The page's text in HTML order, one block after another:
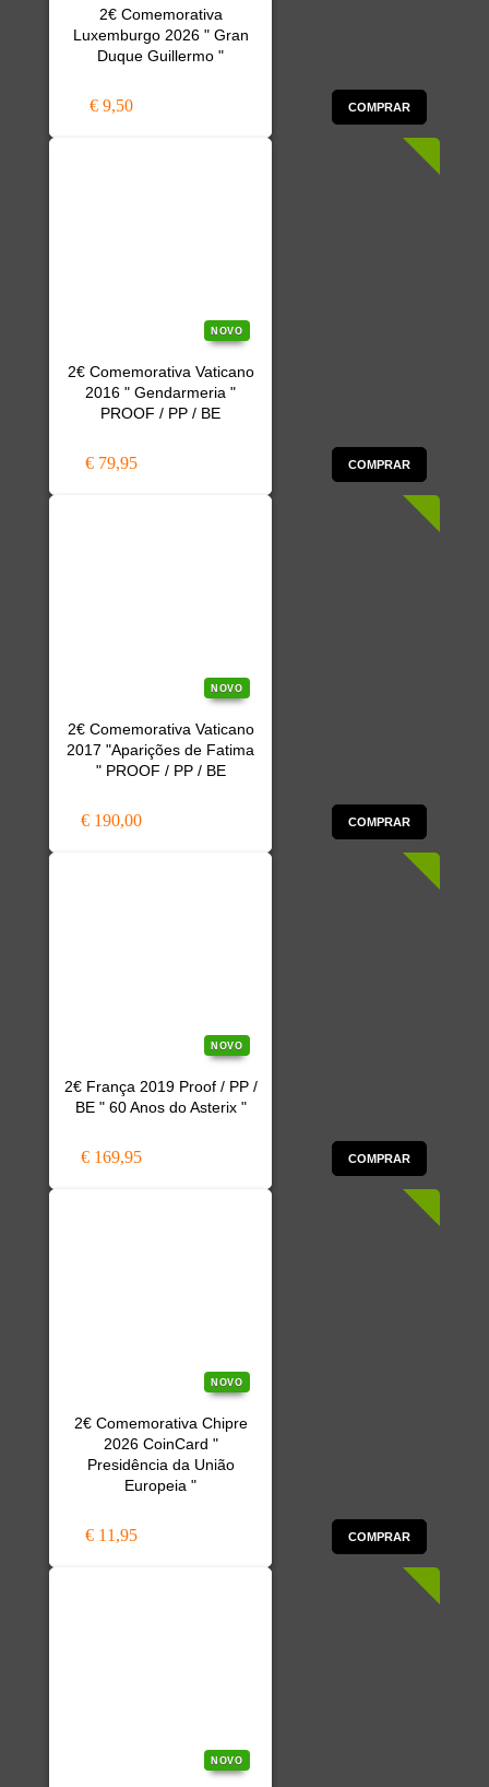
2€ Comemorativa
Luxemburgo 2026 " Gran
Duque Guillermo "
€ 9,50 COMPRAR
NOVO
2€ Comemorativa Vaticano
2016 " Gendarmeria "
PROOF / PP / BE
€ 79,95 COMPRAR
NOVO
2€ Comemorativa Vaticano
2017 "Aparições de Fatima
" PROOF / PP / BE
€ 190,00 COMPRAR
NOVO
2€ França 2019 Proof / PP /
BE " 60 Anos do Asterix "
€ 169,95 COMPRAR
NOVO
2€ Comemorativa Chipre
2026 CoinCard "
Presidência da União
Europeia "
€ 11,95 COMPRAR
NOVO